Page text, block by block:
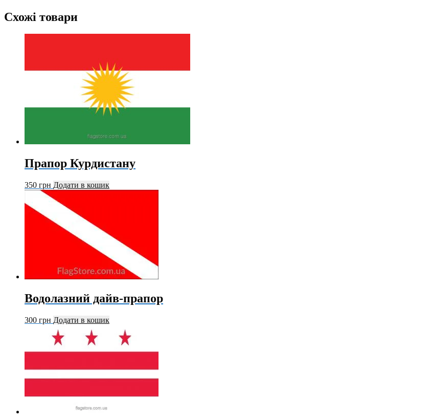
Схожі товари
Прапор Курдистану
350 грн Додати в кошик
Водолазний дайв-прапор
300 грн Додати в кошик